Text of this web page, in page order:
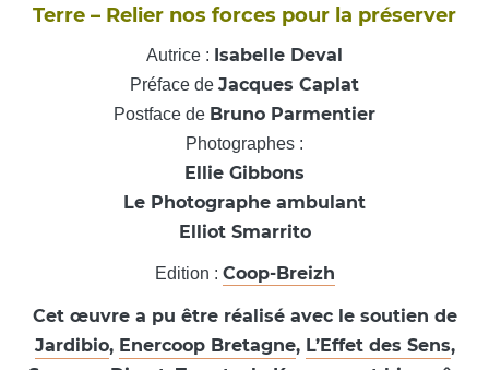
Terre – Relier nos forces pour la préserver
Autrice : Isabelle Deval
Préface de Jacques Caplat
Postface de Bruno Parmentier
Photographes :
Ellie Gibbons
Le Photographe ambulant
Elliot Smarrito
Edition : Coop-Breizh
Cet œuvre a pu être réalisé avec le soutien de
Jardibio, Enercoop Bretagne, L’Effet des Sens,